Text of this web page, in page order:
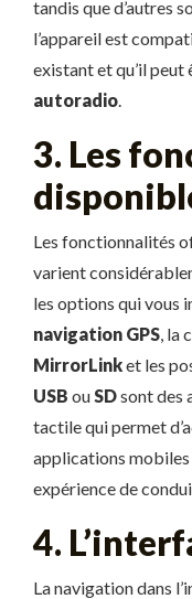
tandis que d’autres
l’appareil est
existant et qu’il
autoradio.
3. Les
Les fonctionnalités
varient
les options qui vous
navigation GPS, la
MirrorLinket les
USB ouSDsont des
tactile qui permet
applications
expérience de
4.
La navigation dans